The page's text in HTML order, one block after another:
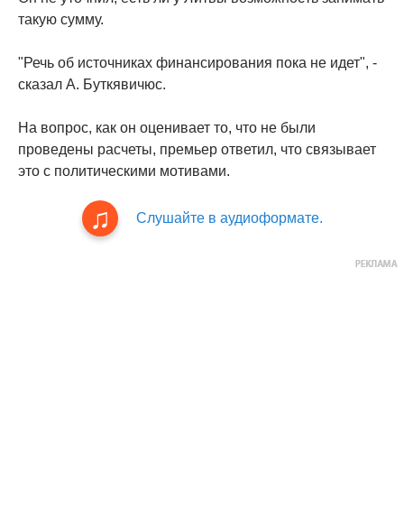
такую сумму.
"Речь об источниках финансирования пока не идет", -
сказал А. Буткявичюс.
На вопрос, как он оценивает то, что не были
проведены расчеты, премьер ответил, что связывает
это с политическими мотивами.
Слушайте в аудиоформате.